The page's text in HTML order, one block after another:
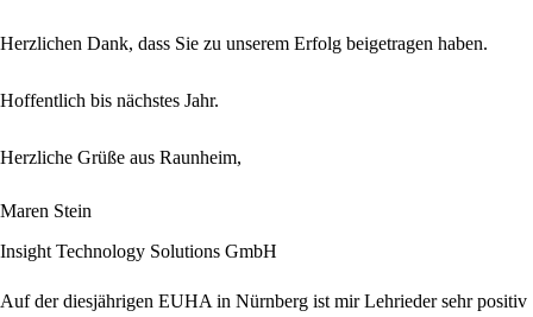
Herzlichen Dank, dass Sie zu unserem Erfolg beigetragen haben.
Hoffentlich bis nächstes Jahr.
Herzliche Grüße aus Raunheim,
Maren Stein
Insight Technology Solutions GmbH
Auf der diesjährigen EUHA in Nürnberg ist mir Lehrieder sehr positiv